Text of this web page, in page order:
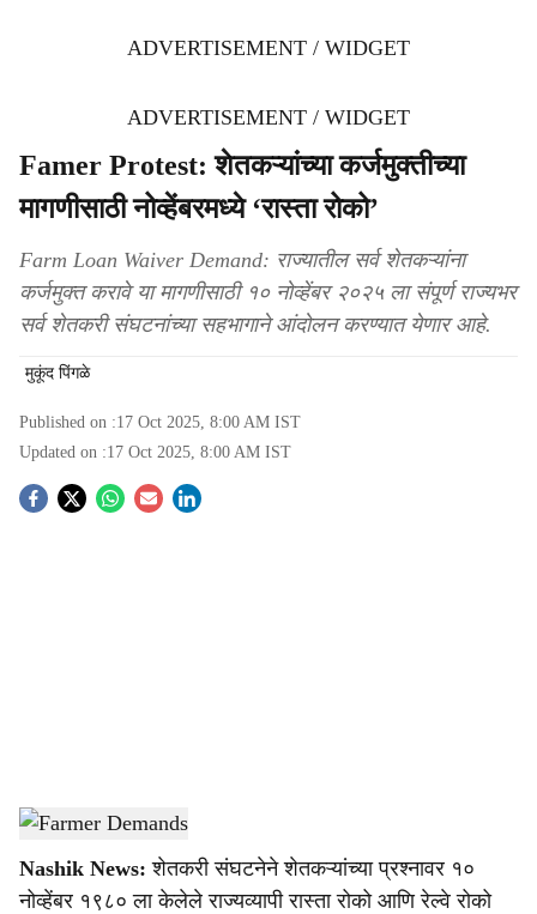
ADVERTISEMENT / WIDGET
ADVERTISEMENT / WIDGET
Famer Protest: शेतकऱ्यांच्या कर्जमुक्तीच्या
मागणीसाठी नोव्हेंबरमध्ये ‘रास्ता रोको’
Farm Loan Waiver Demand: राज्यातील सर्व शेतकऱ्यांना
कर्जमुक्त करावे या मागणीसाठी १० नोव्हेंबर २०२५ ला संपूर्ण राज्यभर
सर्व शेतकरी संघटनांच्या सहभागाने आंदोलन करण्यात येणार आहे.
मुकूंद पिंगळे
Published on :17 Oct 2025, 8:00 AM IST
Updated on :17 Oct 2025, 8:00 AM IST
S
a
Farmer Demands-Agrowon
Nashik News: शेतकरी संघटनेने शेतकऱ्यांच्या प्रश्‍नावर १०
नोव्हेंबर १९८० ला केलेले राज्यव्यापी रास्ता रोको आणि रेल्वे रोको